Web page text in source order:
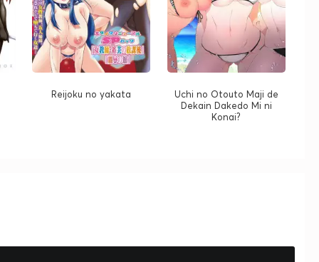
Reijoku no yakata
Uchi no Otouto Maji de
Dekain Dakedo Mi ni
Konai?